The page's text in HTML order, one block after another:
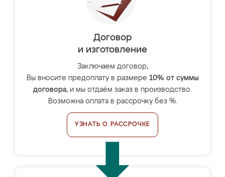
Договор
и изготовление
Заключаем договор,
Вы вносите предоплату в размере 10% от суммы
договора, и мы отдаём заказ в производство.
Возможна оплата в рассрочку без %.
УЗНАТЬ О РАССРОЧКЕ